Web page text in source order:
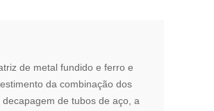
de metal fundido e ferro e
da combinação dos
de tubos de aço, a